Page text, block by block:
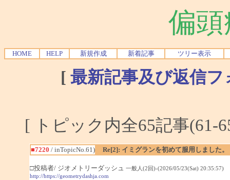
偏
HOME HELP 新規作成 新着記事 ツリー表示
[ 最新記事及び返信
[ トピック内全65記事
■7220 / inTopicNo.61) Re[2]: イミグランを初めて服用しました。
□投稿者/ ジオメトリーダッシュ 一般人(2回)-(2026/05/23(Sat) 20:35:57)
http://https://geometrydashja.com